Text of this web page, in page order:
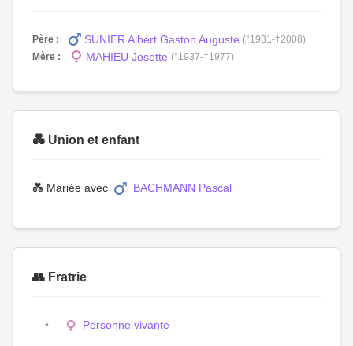
Père : SUNIER Albert Gaston Auguste (°1931-†2008)
Mère :
MAHIEU Josette (°1937-†1977)
💑 Union et enfant
💑 Mariée avec BACHMANN Pascal
👥 Fratrie
Personne vivante